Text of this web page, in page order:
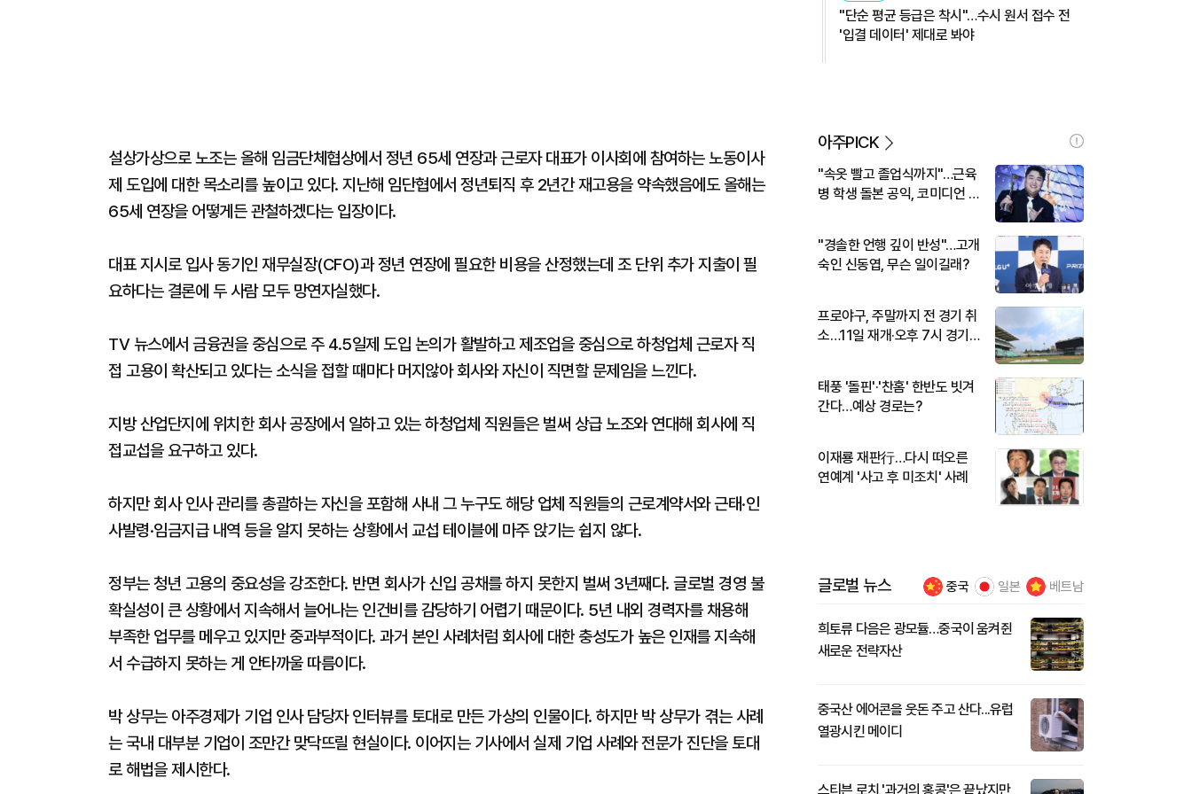
설상가상으로 노조는 올해 임금단체협상에서 정년 65세 연장과 근로자 대표가 이사회에 참여하는 노동이사
제 도입에 대한 목소리를 높이고 있다. 지난해 임단협에서 정년퇴직 후 2년간 재고용을 약속했음에도 올해는
65세 연장을 어떻게든 관철하겠다는 입장이다.
대표 지시로 입사 동기인 재무실장(CFO)과 정년 연장에 필요한 비용을 산정했는데 조 단위 추가 지출이 필
요하다는 결론에 두 사람 모두 망연자실했다.
TV 뉴스에서 금융권을 중심으로 주 4.5일제 도입 논의가 활발하고 제조업을 중심으로 하청업체 근로자 직
접 고용이 확산되고 있다는 소식을 접할 때마다 머지않아 회사와 자신이 직면할 문제임을 느낀다.
지방 산업단지에 위치한 회사 공장에서 일하고 있는 하청업체 직원들은 벌써 상급 노조와 연대해 회사에 직
접교섭을 요구하고 있다.
하지만 회사 인사 관리를 총괄하는 자신을 포함해 사내 그 누구도 해당 업체 직원들의 근로계약서와 근태·인
사발령·임금지급 내역 등을 알지 못하는 상황에서 교섭 테이블에 마주 앉기는 쉽지 않다.
정부는 청년 고용의 중요성을 강조한다. 반면 회사가 신입 공채를 하지 못한지 벌써 3년째다. 글로벌 경영 불
확실성이 큰 상황에서 지속해서 늘어나는 인건비를 감당하기 어렵기 때문이다. 5년 내외 경력자를 채용해
부족한 업무를 메우고 있지만 중과부적이다. 과거 본인 사례처럼 회사에 대한 충성도가 높은 인재를 지속해
서 수급하지 못하는 게 안타까울 따름이다.
박 상무는 아주경제가 기업 인사 담당자 인터뷰를 토대로 만든 가상의 인물이다. 하지만 박 상무가 겪는 사례
는 국내 대부분 기업이 조만간 맞닥뜨릴 현실이다. 이어지는 기사에서 실제 기업 사례와 전문가 진단을 토대
로 해법을 제시한다.
"단순 평균 등급은 착시"…수시 원서 접수 전
'입결 데이터' 제대로 봐야
아주PICK
"속옷 빨고 졸업식까지"…근육
병 학생 돌본 공익, 코미디언 김
"경솔한 언행 깊이 반성"…고개
숙인 신동엽, 무슨 일이길래?
프로야구, 주말까지 전 경기 취
소…11일 재개·오후 7시 경기
태풍 '돌핀'·'찬홈' 한반도 빗겨
간다…예상 경로는?
이재룡 재판行…다시 떠오른
연예계 '사고 후 미조치' 사례
글로벌 뉴스 중국 일본 베트남
희토류 다음은 광모듈…중국이 움켜쥔
새로운 전략자산
중국산 에어콘을 웃돈 주고 산다...유럽
열광시킨 메이디
스티븐 로치 '과거의 홍콩'은 끝났지만